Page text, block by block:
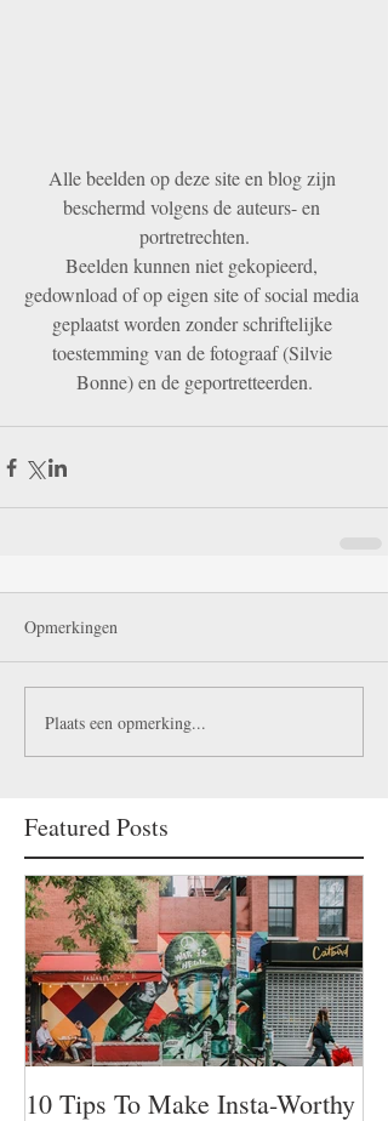
Alle beelden op deze site en blog zijn
beschermd volgens de auteurs- en
portretrechten.
Beelden kunnen niet gekopieerd,
gedownload of op eigen site of social media
geplaatst worden zonder schriftelijke
toestemming van de fotograaf (Silvie
Bonne) en de geportretteerden.
Opmerkingen
Plaats een opmerking...
Featured Posts
10 Tips To Make Insta-Worthy